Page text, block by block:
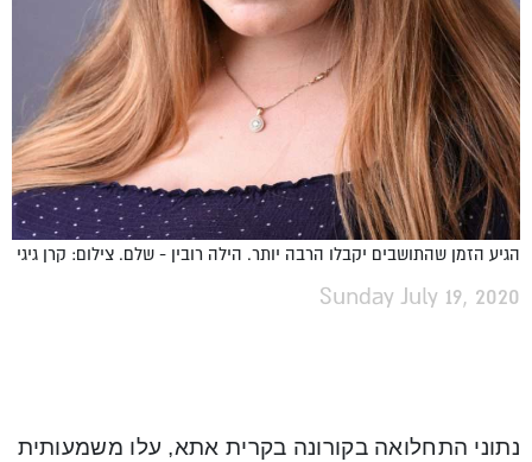
הגיע הזמן שהתושבים יקבלו הרבה יותר. הילה רובין - שלם. צילום: קרן גיגי
Sunday July 19, 2020
נתוני התחלואה בקורונה בקרית אתא, עלו משמעותית